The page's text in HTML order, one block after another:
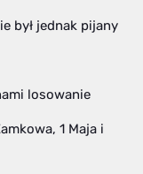
był jednak pijany
losowanie
1 Maja i